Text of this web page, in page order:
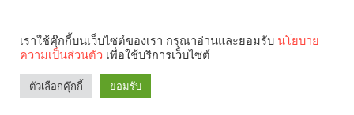
เราใช้คุ๊กกี้บนเว็บไซต์ของเรา กรุณาอ่านและยอมรับ นโยบาย
ความเป็นส่วนตัว เพื่อใช้บริการเว็บไซต์
ตัวเลือกคุ๊กกี้ ยอมรับ